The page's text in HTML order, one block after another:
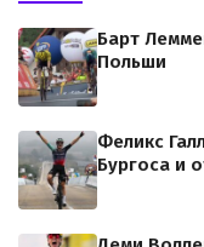
Барт
Польши
Феликс
Бургоса и